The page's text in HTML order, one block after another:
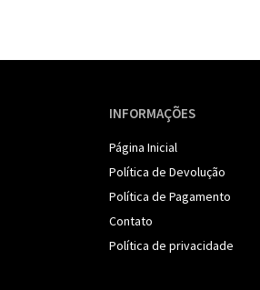
INFORMAÇÕES
Página Inicial
Política de Devolução
Política de Pagamento
Contato
Política de privacidade